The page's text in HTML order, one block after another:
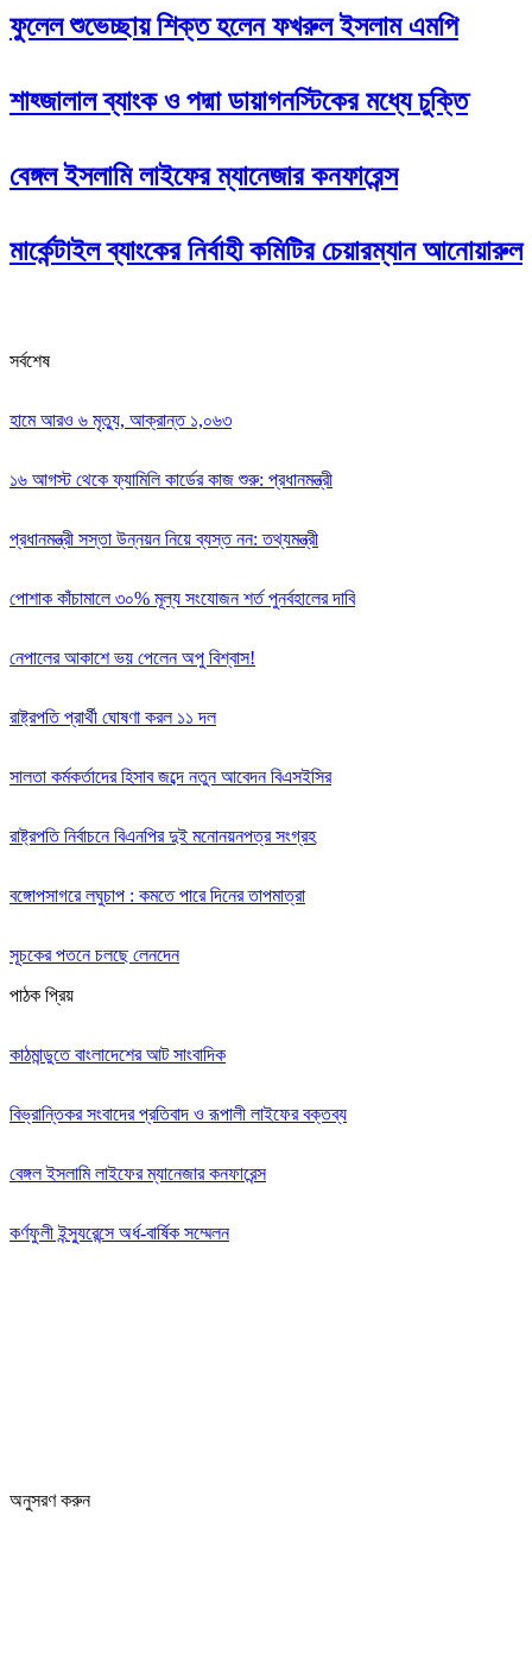
ফুলেল শুভেচ্ছায় শিক্ত হলেন ফখরুল ইসলাম এমপি
শাহ্জালাল ব্যাংক ও পদ্মা ডায়াগনস্টিকের মধ্যে চুক্তি
বেঙ্গল ইসলামি লাইফের ম্যানেজার কনফারেন্স
মার্কেন্টাইল ব্যাংকের নির্বাহী কমিটির চেয়ারম্যান আনোয়ারুল
সর্বশেষ
হামে আরও ৬ মৃত্যু, আক্রান্ত ১,০৬৩
১৬ আগস্ট থেকে ফ্যামিলি কার্ডের কাজ শুরু: প্রধানমন্ত্রী
প্রধানমন্ত্রী সস্তা উন্নয়ন নিয়ে ব্যস্ত নন: তথ্যমন্ত্রী
পোশাক কাঁচামালে ৩০% মূল্য সংযোজন শর্ত পুনর্বহালের দাবি
নেপালের আকাশে ভয় পেলেন অপু বিশ্বাস!
রাষ্ট্রপতি প্রার্থী ঘোষণা করল ১১ দল
সালতা কর্মকর্তাদের হিসাব জব্দে নতুন আবেদন বিএসইসির
রাষ্ট্রপতি নির্বাচনে বিএনপির দুই মনোনয়নপত্র সংগ্রহ
বঙ্গোপসাগরে লঘুচাপ : কমতে পারে দিনের তাপমাত্রা
সূচকের পতনে চলছে লেনদেন
পাঠক প্রিয়
কাঠমান্ডুতে বাংলাদেশের আট সাংবাদিক
বিভ্রান্তিকর সংবাদের প্রতিবাদ ও রূপালী লাইফের বক্তব্য
বেঙ্গল ইসলামি লাইফের ম্যানেজার কনফারেন্স
কর্ণফুলী ইন্স্যুরেন্সে অর্ধ-বার্ষিক সম্মেলন
অনুসরণ করুন